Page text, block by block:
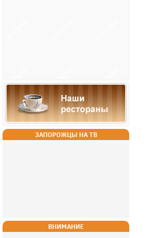
ЗАПОРОЖЦЫ НА ТВ
ВНИМАНИЕ